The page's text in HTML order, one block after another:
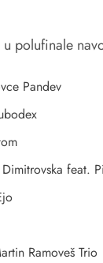
u polufinale
Pandev
feat.
Ramoveš Trio